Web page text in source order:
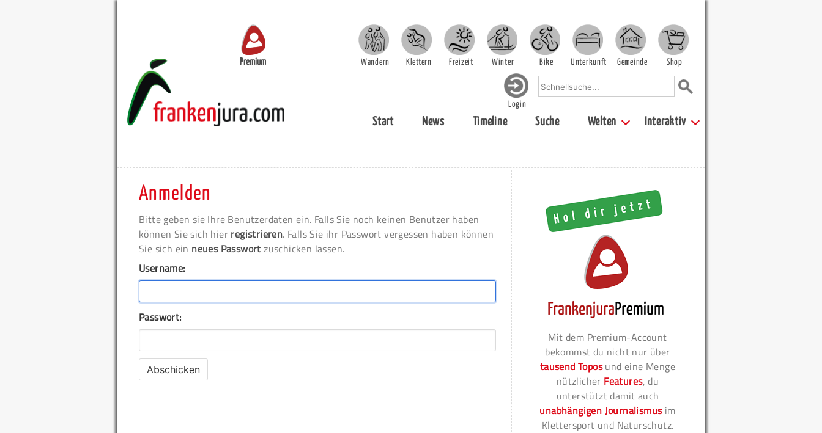
Premium Wandern Klettern Freizeit Winter Bike Unterkunft Gemeinde Shop
Login
Start News Timeline Suche Welten Interaktiv
Anmelden
Bitte geben sie Ihre Benutzerdaten ein. Falls Sie noch keinen Benutzer haben
können Sie sich hier registrieren. Falls Sie ihr Passwort vergessen haben können
Sie sich ein neues Passwort zuschicken lassen.
Username:
Passwort:
Mit dem Premium-Account
bekommst du nicht nur über
tausend Toposund eine Menge
nützlicher Features, du
unterstützt damit auch
unabhängigen Journalismusim
Klettersport und Naturschutz.